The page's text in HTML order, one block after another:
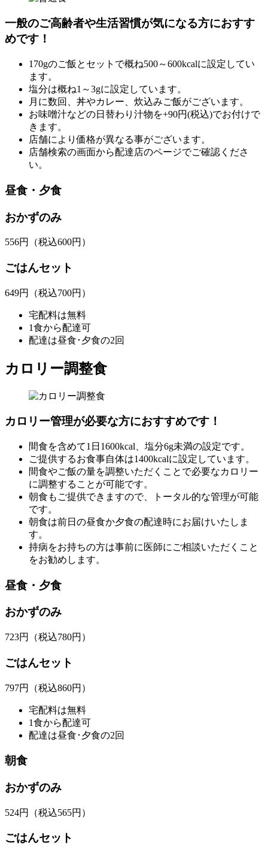
一般のご高齢者や生活習慣が気になる方におすす
めです！
170gのご飯とセットで概ね500～600kcalに設定してい
ます。
塩分は概ね1～3gに設定しています。
月に数回、丼やカレー、炊込みご飯がございます。
お味噌汁などの日替わり汁物を+90円(税込)でお付けで
きます。
店舗により価格が異なる事がございます。
店舗検索の画面から配達店のページでご確認くださ
い。
昼食・夕食
おかずのみ
556円 （税込600円）
ごはんセット
649円 （税込700円）
宅配料は無料
1食から配達可
配達は昼食･夕食の2回
カロリー調整食
カロリー管理が必要な方におすすめです！
間食を含めて1日1600kcal、塩分6g未満の設定です。
ご提供するお食事自体は1400kcalに設定しています。
間食やご飯の量を調整いただくことで必要なカロリー
に調整することが可能です。
朝食もご提供できますので、トータル的な管理が可能
です。
朝食は前日の昼食か夕食の配達時にお届けいたしま
す。
持病をお持ちの方は事前に医師にご相談いただくこと
をお勧めします。
昼食・夕食
おかずのみ
723円 （税込780円）
ごはんセット
797円 （税込860円）
宅配料は無料
1食から配達可
配達は昼食･夕食の2回
朝食
おかずのみ
524円 （税込565円）
ごはんセット